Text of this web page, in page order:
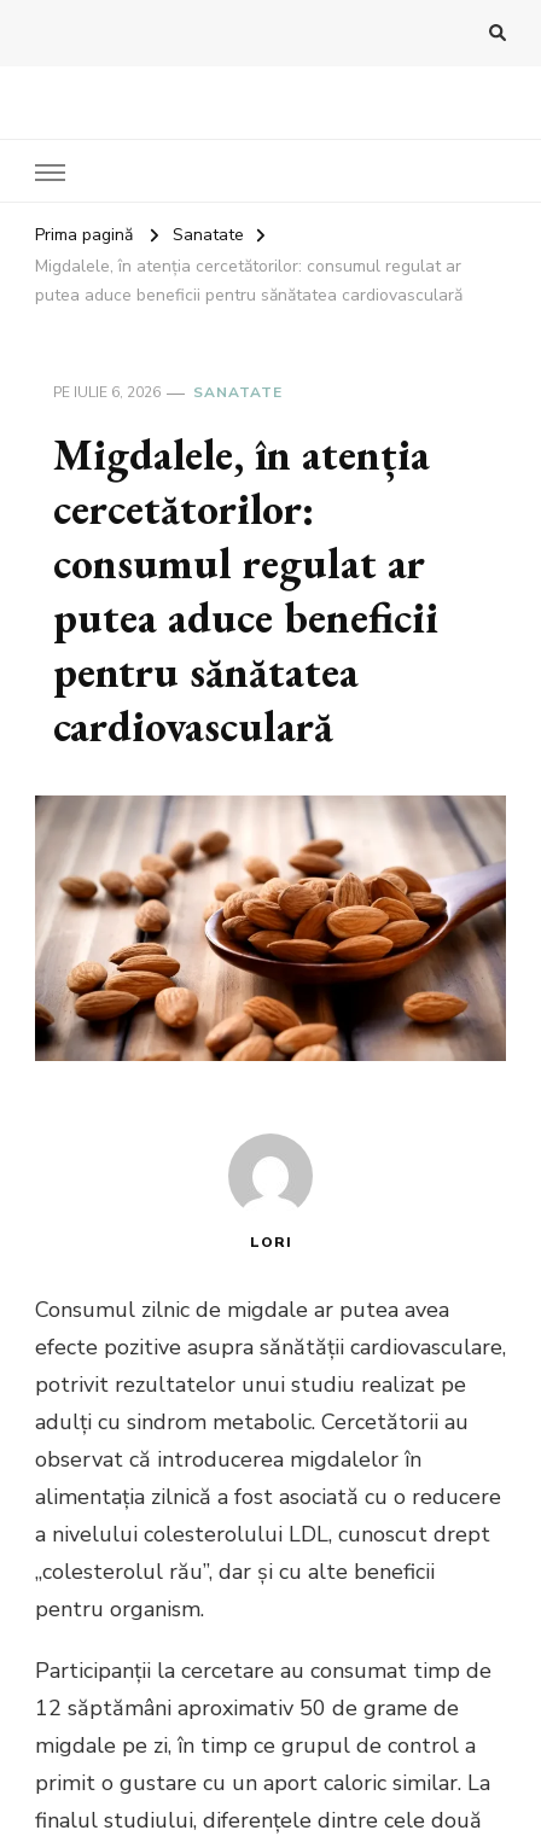
Prima pagină
Sanatate
Migdalele, în atenția cercetătorilor: consumul regulat ar
putea aduce beneficii pentru sănătatea cardiovasculară
PE IULIE 6, 2026 SANATATE
Migdalele, în atenția
cercetătorilor:
consumul regulat ar
putea aduce beneficii
pentru sănătatea
cardiovasculară
LORI
Consumul zilnic de migdale ar putea avea
efecte pozitive asupra sănătății cardiovasculare,
potrivit rezultatelor unui studiu realizat pe
adulți cu sindrom metabolic. Cercetătorii au
observat că introducerea migdalelor în
alimentația zilnică a fost asociată cu o reducere
a nivelului colesterolului LDL, cunoscut drept
„colesterolul rău”, dar și cu alte beneficii
pentru organism.
Participanții la cercetare au consumat timp de
12 săptămâni aproximativ 50 de grame de
migdale pe zi, în timp ce grupul de control a
primit o gustare cu un aport caloric similar. La
finalul studiului, diferențele dintre cele două